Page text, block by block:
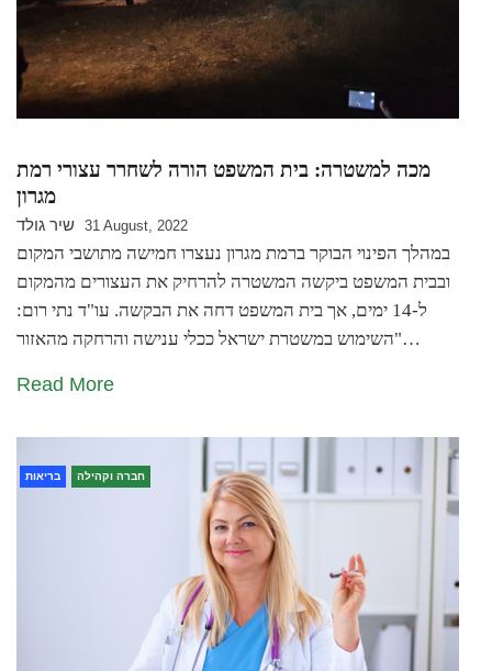
מכה למשטרה: בית המשפט הורה לשחרר עצורי רמת
מגרון
שיר גולד 31 August, 2022
במהלך הפינוי הבוקר ברמת מגרון נעצרו חמישה מתושבי המקום
ובבית המשפט ביקשה המשטרה להרחיק את העצורים מהמקום
ל-14 ימים, אך בית המשפט דחה את הבקשה. עו"ד נתי רום:
"השימוש במשטרת ישראל ככלי ענישה והרחקה מהאזור…
Read More
בריאות חברה וקהילה